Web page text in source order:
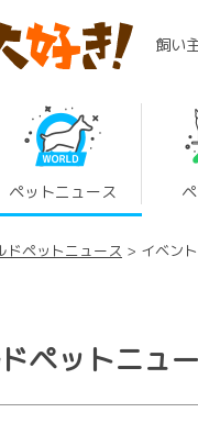
飼い
ペットニュース
ドペットニュース イベン
ペットニュ